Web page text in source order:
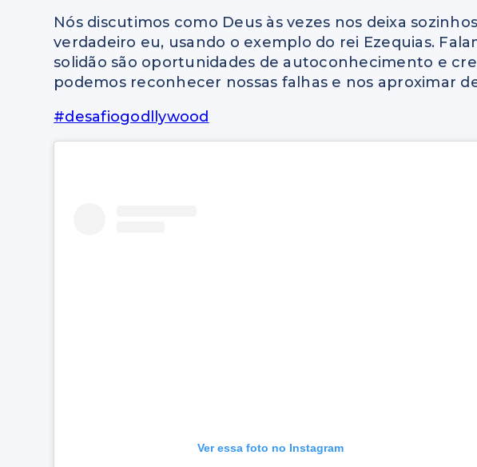
Nós discutimos como Deus às vezes nos deixa
verdadeiro eu, usando o exemplo do rei Ezequias.
solidão são oportunidades de autoconhecimento e
podemos reconhecer nossas falhas e nos aproximar
#desafiogodllywood
Ver essa foto no Instagram